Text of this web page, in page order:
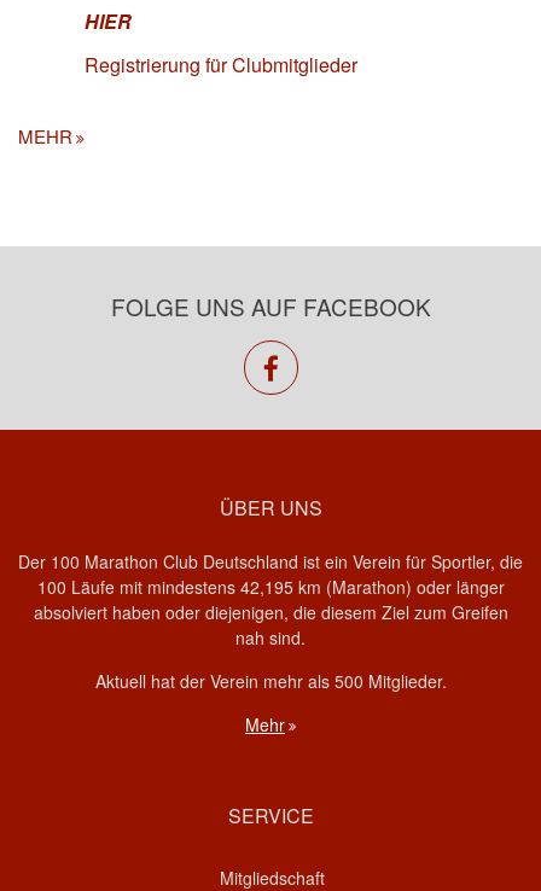
HIER
Registrierung für Clubmitglieder
MEHR
FOLGE UNS AUF FACEBOOK
facebook
ÜBER UNS
Der 100 Marathon Club Deutschland ist ein Verein für Sportler, die
100 Läufe mit mindestens 42,195 km (Marathon) oder länger
absolviert haben oder diejenigen, die diesem Ziel zum Greifen
nah sind.
Aktuell hat der Verein mehr als 500 Mitglieder.
Mehr
SERVICE
Mitgliedschaft